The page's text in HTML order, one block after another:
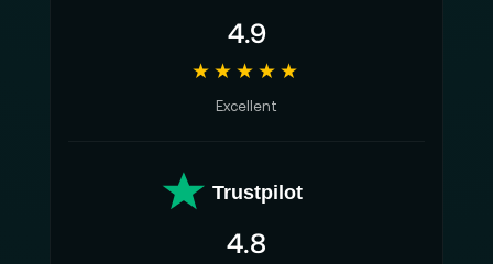
4.9
★★★★★
Excellent
Trustpilot
4.8